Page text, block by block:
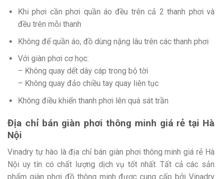
Khi phơi cần phơi quần áo đều trên cả 2 thanh phơi và
đều trên mỗi thanh
Không để quần áo, đồ dùng nặng lâu trên các thanh phơi
Với giàn phơi cơ học:
– Không quay dết dây cáp trong bộ tời
– Không quay đảo chiều tay quay liên tục
Không điều khiển thanh phơi lên quá sát trần
Địa chỉ bán giàn phơi thông minh giá rẻ tại Hà
Nội
Vinadry tự hào là địa chỉ bán giàn phơi thông minh giá rẻ Hà
Nội uy tín có chất lượng dịch vụ tốt nhất. Tất cả các sản
phẩm giàn phơi đồ thông minh được cung cấp bởi Vinadry